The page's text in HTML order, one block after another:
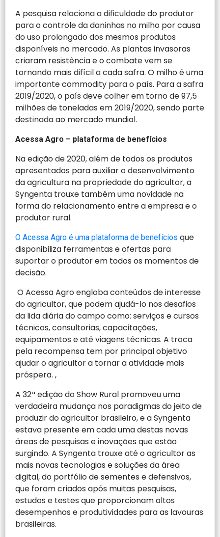
A pesquisa relaciona a dificuldade do produtor
para o controle da daninhas no milho por causa
do uso prolongado dos mesmos produtos
disponíveis no mercado. As plantas invasoras
criaram resistência e o combate vem se
tornando mais difícil a cada safra. O milho é uma
importante commodity para o país. Para a safra
2019/2020, o país deve colher em torno de 97,5
milhões de toneladas em 2019/2020, sendo parte
destinada ao mercado mundial.
Acessa Agro – plataforma de benefícios
Na edição de 2020, além de todos os produtos
apresentados para auxiliar o desenvolvimento
da agricultura na propriedade do agricultor, a
Syngenta trouxe também uma novidade na
forma do relacionamento entre a empresa e o
produtor rural.
O Acessa Agro é uma plataforma de benefícios que
disponibiliza ferramentas e ofertas para
suportar o produtor em todos os momentos de
decisão.
O Acessa Agro engloba conteúdos de interesse
do agricultor, que podem ajudá-lo nos desafios
da lida diária do campo como: serviços e cursos
técnicos, consultorias, capacitações,
equipamentos e até viagens técnicas. A troca
pela recompensa tem por principal objetivo
ajudar o agricultor a tornar a atividade mais
próspera. ,
A 32ª edição do Show Rural promoveu uma
verdadeira mudança nos paradigmas do jeito de
produzir do agricultor brasileiro, e a Syngenta
estava presente em cada uma destas novas
áreas de pesquisas e inovações que estão
surgindo. A Syngenta trouxe até o agricultor as
mais novas tecnologias e soluções da área
digital, do portfólio de sementes e defensivos,
que foram criados após muitas pesquisas,
estudos e testes que proporcionam altos
desempenhos e produtividades para as lavouras
brasileiras.